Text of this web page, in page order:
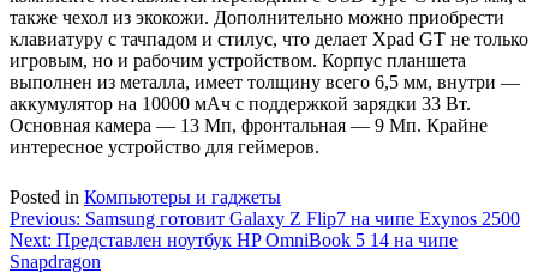
также чехол из экокожи. Дополнительно можно приобрести
клавиатуру с тачпадом и стилус, что делает Xpad GT не только
игровым, но и рабочим устройством. Корпус планшета
выполнен из металла, имеет толщину всего 6,5 мм, внутри —
аккумулятор на 10000 мАч с поддержкой зарядки 33 Вт.
Основная камера — 13 Мп, фронтальная — 9 Мп. Крайне
интересное устройство для геймеров.
Posted in Компьютеры и гаджеты
Навигация
по
Previous: Samsung готовит Galaxy Z Flip7 на чипе Exynos 2500
Next: Представлен ноутбук HP OmniBook 5 14 на чипе
Snapdragon